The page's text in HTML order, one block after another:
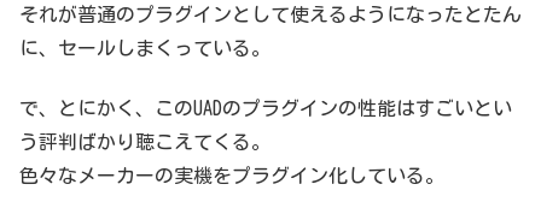
それが普通のプラグインとして使えるようになったとたん
に、セールしまくっている。
で、とにかく、このUADのプラグインの性能はすごいとい
う評判ばかり聴こえてくる。
色々なメーカーの実機をプラグイン化している。